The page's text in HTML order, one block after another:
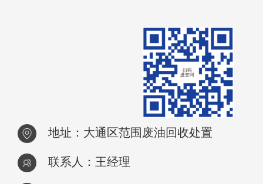
地址：大通区范围废油回收处置
联系人：王经理